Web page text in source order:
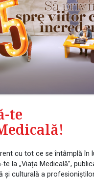
te
cu tot ce se întâmplă în
la „Viața Medicală”,
și culturală a